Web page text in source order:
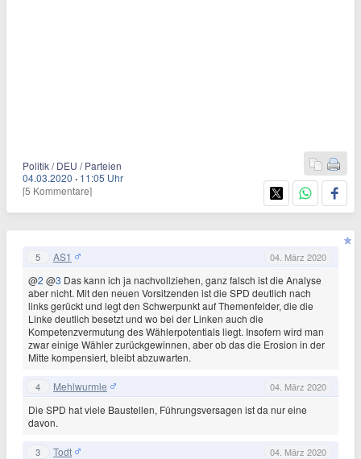
Politik / DEU / Parteien
04.03.2020 · 11:05 Uhr
[5 Kommentare]
5 AS1 04. März 2020
@2 @3 Das kann ich ja nachvollziehen, ganz falsch ist die Analyse
aber nicht. Mit den neuen Vorsitzenden ist die SPD deutlich nach
links gerückt und legt den Schwerpunkt auf Themenfelder, die die
Linke deutlich besetzt und wo bei der Linken auch die
Kompetenzvermutung des Wählerpotentials liegt. Insofern wird man
zwar einige Wähler zurückgewinnen, aber ob das die Erosion in der
Mitte kompensiert, bleibt abzuwarten.
4 Mehlwurmle 04. März 2020
Die SPD hat viele Baustellen, Führungsversagen ist da nur eine
davon.
3 Todt 04. März 2020